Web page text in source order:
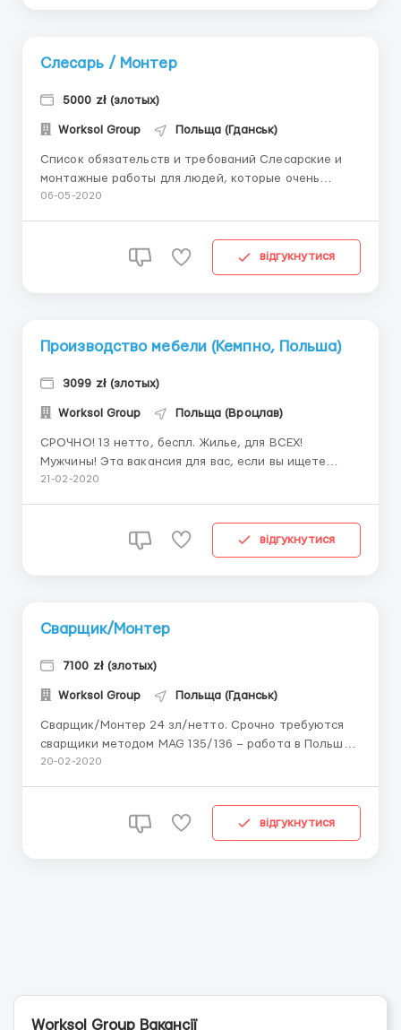
Слесарь / Монтер
5000 zł (злотых)
Worksol Group Польща (Гданськ)
Список обязательств и требований Слесарские и
монтажные работы для людей, которые очень
хорошо читают технические чертежи Умение
проходит проверку слесарно-монтерских навыков
06-05-2020
відгукнутися
Производство мебели (Кемпно, Польша)
3099 zł (злотых)
Worksol Group Польща (Вроцлав)
СРОЧНО! 13 нетто, беспл. Жилье, для ВСЕХ!
Мужчины! Эта вакансия для вас, если вы ищете
работу без конкретной специальности. Работа на
рабочих обязанностей, которые надо будет
исполнять. Какие именно эт...
21-02-2020
відгукнутися
Сварщик/Монтер
7100 zł (злотых)
Worksol Group Польща (Гданськ)
Сварщик/Монтер 24 зл/нетто. Срочно требуются
сварщики методом MAG 135/136 – работа в Польше
Задачи: Человек, занятый на этой должности, будет
требованиями стандарта, в соответствии с
20-02-2020
відгукнутися
Worksol Group Вакансії